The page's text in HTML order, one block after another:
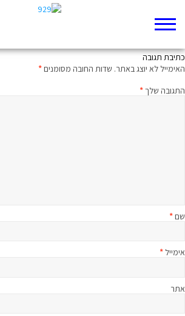
כתיבת תגובה
האימייל לא יוצג באתר. שדות החובה מסומנים*
התגובה שלך*
שם*
אימייל *
אתר